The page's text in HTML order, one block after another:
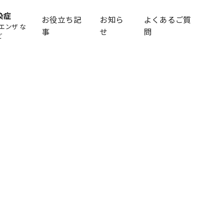
症
ンザ な
お役立ち記
事
お知ら
せ
よくあるご質
問